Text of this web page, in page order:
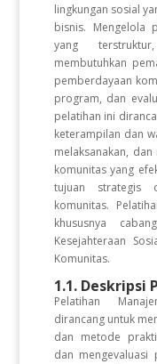
lingkungan sosial
bisnis. Mengelola
yang
membutuhkan
pemberdayaan
program, dan
pelatihan ini
keterampilan dan
melaksanakan,
komunitas yang
tujuan strategis
komunitas.
khususnya
Kesejahteraan
Komunitas.
1.1. Deskripsi
Pelatihan
dirancang untuk
dan metode
dan mengevaluasi